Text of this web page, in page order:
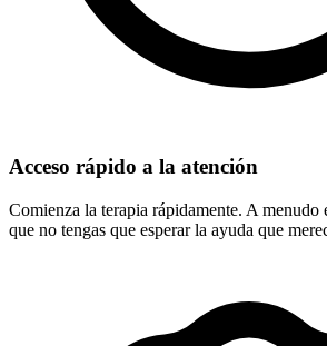
Acceso rápido a la atención
Comienza la terapia rápidamente. A menudo
que no tengas que esperar la ayuda que